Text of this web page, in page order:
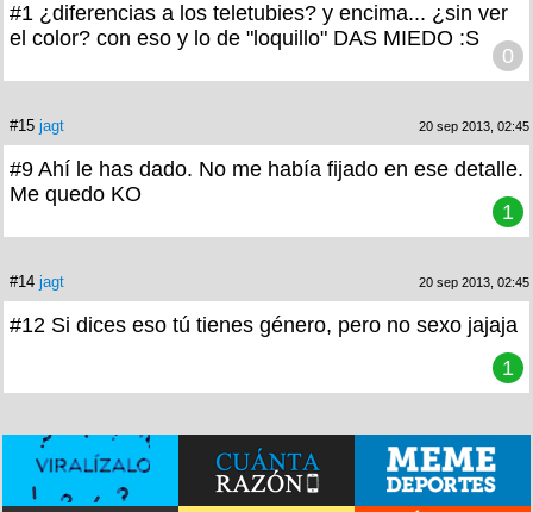
#1 ¿diferencias a los teletubies? y encima... ¿sin ver
el color? con eso y lo de "loquillo" DAS MIEDO :S
0
#15 jagt 20 sep 2013, 02:45
#9 Ahí le has dado. No me había fijado en ese detalle.
Me quedo KO
1
#14 jagt 20 sep 2013, 02:45
#12 Si dices eso tú tienes género, pero no sexo jajaja
1